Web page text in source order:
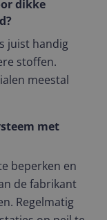
dikke
juist handig
stoffen.
meestal
met
beperken en
de fabrikant
Regelmatig